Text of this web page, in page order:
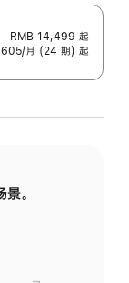
RMB 14,499 起
605/月 (24 期) 起
。